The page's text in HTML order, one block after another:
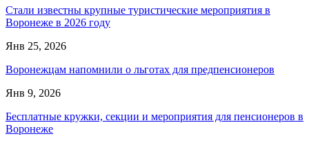
Стали известны крупные туристические мероприятия в
Воронеже в 2026 году
Янв 25, 2026
Воронежцам напомнили о льготах для предпенсионеров
Янв 9, 2026
Бесплатные кружки, секции и мероприятия для пенсионеров в
Воронеже